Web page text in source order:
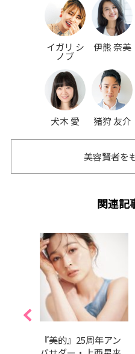
イガリ シ
ノブ
伊熊 奈美
犬木 愛 猪狩 友介
美容賢者を
関連記
『美的』25周年アン